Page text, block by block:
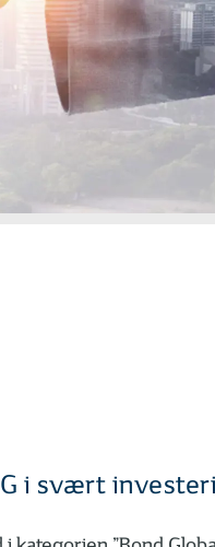
i svært